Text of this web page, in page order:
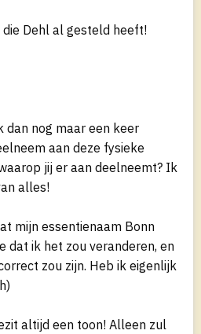
die Dehl al gesteld heeft!
dan nog maar een keer
aan deze fysieke
jij er aan deelneemt? Ik
alles!
mijn essentienaam Bonn
dat ik het zou veranderen, en
zou zijn. Heb ik eigenlijk
altijd een toon! Alleen zul